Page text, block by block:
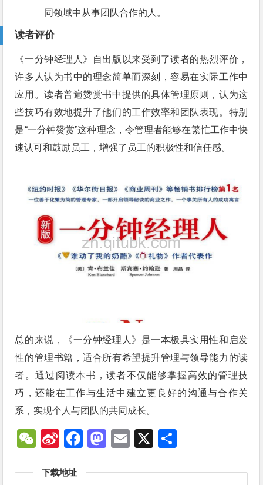
同领域中从事团队合作的人。
读者评价
《一分钟经理人》自出版以来受到了读者的热烈评价，
许多人认为书中的理念简单而深刻，容易在实际工作中
应用。读者普遍赞赏书中提供的具体管理原则，认为这
些技巧有效地提升了他们的工作效率和团队表现。特别
是“一分钟赞赏”这种理念，令管理者能够在繁忙工作中快
速认可和鼓励员工，增强了员工的积极性和信任感。
总的来说，《一分钟经理人》是一本极具实用性和启发
性的管理书籍，适合所有希望提升管理与领导能力的读
者。通过阅读本书，读者不仅能够掌握高效的管理技
巧，还能在工作与生活中建立更良好的沟通与合作关
系，实现个人与团队的共同成长。
WeChat
SinaFacebook
Mastodon
Email
X
下载地址